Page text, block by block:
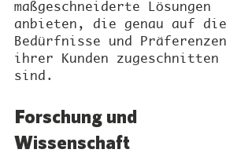
maßgeschneiderte Lösungen
anbieten, die genau auf die
Bedürfnisse und Präferenzen
ihrer Kunden zugeschnitten
sind.
Forschung und
Wissenschaft